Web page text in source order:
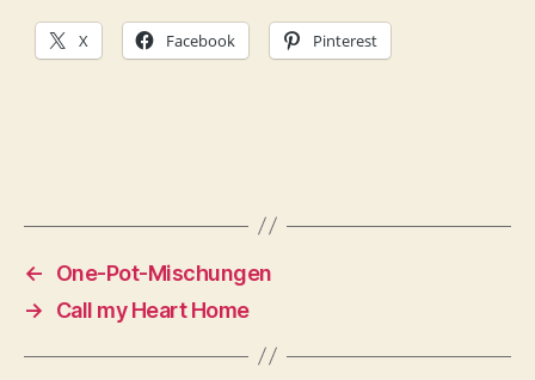
X Facebook Pinterest
←
One-Pot-Mischungen
→
Call my Heart Home